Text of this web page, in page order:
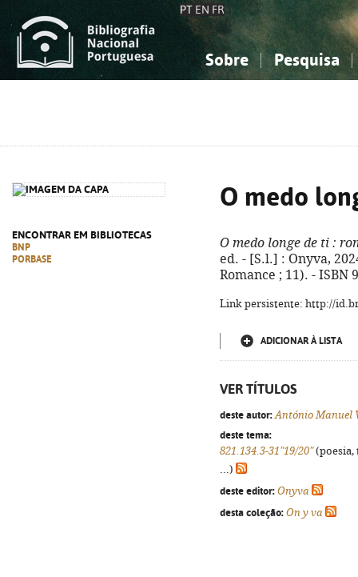
PT EN FR
Sobre Pesquisa
ENCONTRAR EM BIBLIOTECAS
BNP
PORBASE
O medo
O medo longe de ti :
ed. - [S.l.] : Onyva,
Romance ; 11). - ISBN
Link persistente: http://
ADICIONAR À LISTA
VER TÍTULOS
deste autor: António Manuel
deste tema:
821.134.3-31"19/20"(poesia,
...)
deste editor: Onyva
desta coleção: On y va